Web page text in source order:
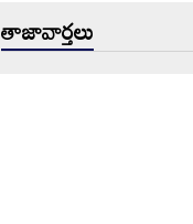
తాజావార్తలు